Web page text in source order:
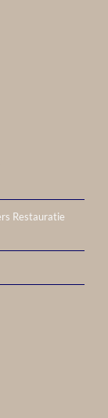
Restauratie